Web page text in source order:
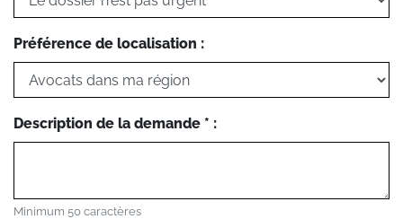
Préférence de localisation :
Description de la demande * :
Minimum 50 caractères